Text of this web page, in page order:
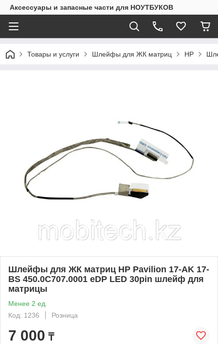
Аксессуары и запасные части для НОУТБУКОВ
Товары и услуги Шлейфы для ЖК матриц HP
Шлейфы для ЖК матриц HP Pavilion 17-AK 17-
BS 450.0C707.0001 eDP LED 30pin шлейф для
матрицы
Менее 2 ед.
Код: 1236
Розница
7 000 ₸